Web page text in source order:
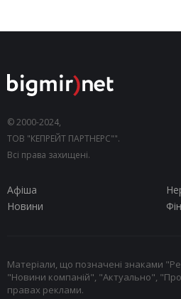
© 2000-2024,
ТОВ "КЕПРЕЙТ ПАРТНЕРС"".
Всі права захищені.
Афіша
Новини
Матеріали, що позначені знаками
"Новини компаній", "Актуально",
правах реклами.